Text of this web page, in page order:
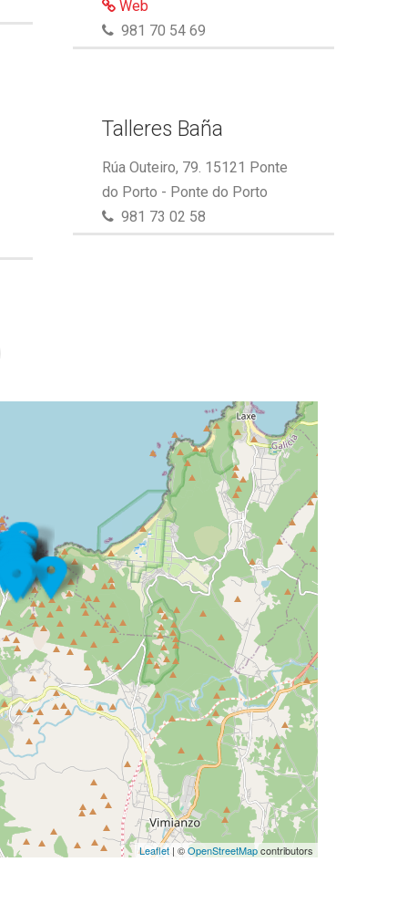
Web
981 70 54 69
Talleres Baña
Rúa Outeiro, 79. 15121 Ponte
do Porto - Ponte do Porto
981 73 02 58
Leaflet | ©OpenStreetMapcontributors